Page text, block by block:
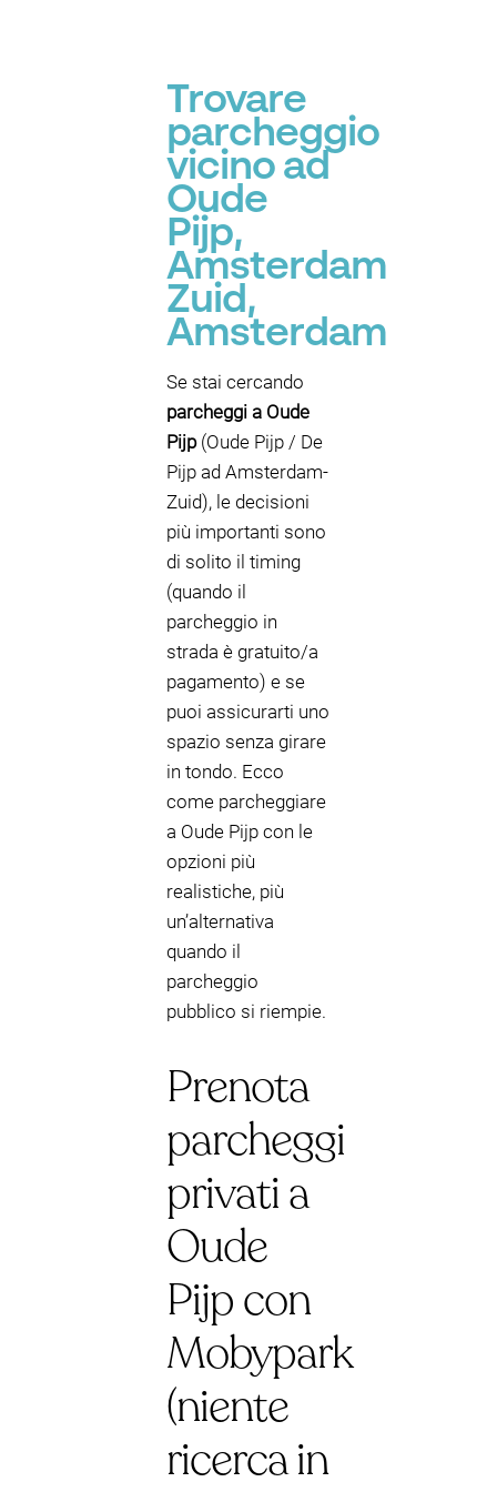
Trovare
parcheggio
vicino ad
Oude
Pijp,
Amsterdam
Zuid,
Amsterdam
Se stai cercando
parcheggi a Oude
Pijp(Oude Pijp / De
Pijp ad Amsterdam-
Zuid), le decisioni
più importanti sono
di solito il timing
(quando il
parcheggio in
strada è gratuito/a
pagamento) e se
puoi assicurarti uno
spazio senza girare
in tondo. Ecco
come parcheggiare
a Oude Pijp con le
opzioni più
realistiche, più
un’alternativa
quando il
parcheggio
pubblico si riempie.
Prenota
parcheggi
privati a
Oude
Pijp con
Mobypark
(niente
ricerca in